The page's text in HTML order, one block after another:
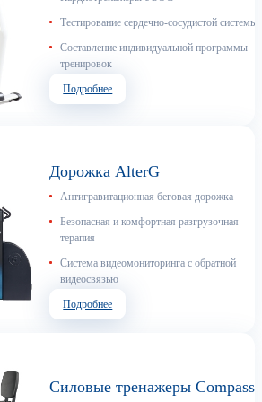
Тестирование сердечно-сосудистой системы
Составление индивидуальной программы
тренировок
Подробнее
Дорожка AlterG
Антигравитационная беговая дорожка
Безопасная и комфортная разгрузочная
терапия
Cистема видеомониторинга с обратной
видеосвязью
Подробнее
Силовые тренажеры Compass